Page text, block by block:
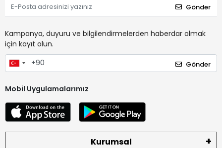
Gönder
Kampanya, duyuru ve bilgilendirmelerden haberdar olmak
için kayıt olun.
Gönder
Mobil Uygulamalarımız
Kurumsal